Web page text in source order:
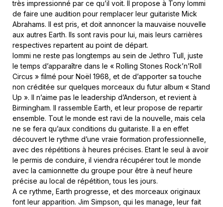
très impressionné par ce qu’il voit. Il propose à Tony Iommi
de faire une audition pour remplacer leur guitariste Mick
Abrahams. Il est pris, et doit annoncer la mauvaise nouvelle
aux autres Earth. Ils sont ravis pour lui, mais leurs carrières
respectives repartent au point de départ.
Iommi ne reste pas longtemps au sein de Jethro Tull, juste
le temps d’apparaître dans le « Rolling Stones Rock’n’Roll
Circus » filmé pour Noël 1968, et de d’apporter sa touche
non créditée sur quelques morceaux du futur album « Stand
Up ». Il n’aime pas le leadership d’Anderson, et revient à
Birmingham. Il rassemble Earth, et leur propose de repartir
ensemble. Tout le monde est ravi de la nouvelle, mais cela
ne se fera qu’aux conditions du guitariste. Il a en effet
découvert le rythme d’une vraie formation professionnelle,
avec des répétitions à heures précises. Etant le seul à avoir
le permis de conduire, il viendra récupérer tout le monde
avec la camionnette du groupe pour être à neuf heure
précise au local de répétition, tous les jours.
A ce rythme, Earth progresse, et des morceaux originaux
font leur apparition. Jim Simpson, qui les manage, leur fait